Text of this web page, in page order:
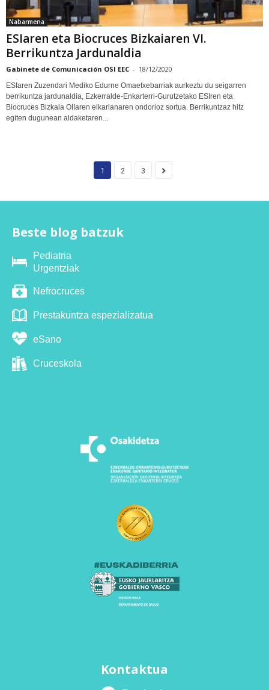
Nabarmena
ESIaren eta Biocruces Bizkaiaren VI.
Berrikuntza Jardunaldia
Gabinete de Comunicación OSI EEC - 18/12/2020
ESIaren Zuzendari Mediko Edurne Omaetxebarriak aurkeztu du seigarren
berrikuntza jardunaldia, Ezkerralde-Enkarterri-Gurutzetako ESIren eta
Biocruces Bizkaia OIIaren elkarlanaren ondorioz sortua. Berrikuntzaz hitz
egiten dugunean aldaketaren...
1 2 3
Beste blog batzuk
Pediatria
Urgentziak
Nefrocruces
Prestakuntza espezializatua
eSano
Cruceskola
Kontaktua